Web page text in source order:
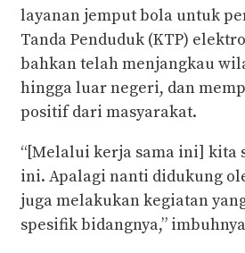
layanan jemput bola untuk
Tanda Penduduk (KTP)
bahkan telah menjangkau
hingga luar negeri, dan
positif dari masyarakat.
“[Melalui kerja sama ini] kita
ini. Apalagi nanti didukung
juga melakukan kegiatan
spesifik bidangnya,”